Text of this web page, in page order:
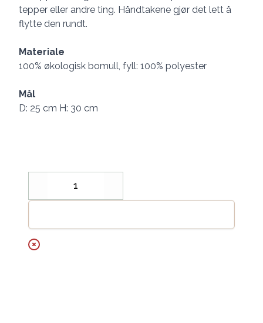
tepper eller andre ting. Håndtakene gjør det lett å
flytte den rundt.
Materiale
100% økologisk bomull, fyll: 100% polyester
Mål
D: 25 cm H: 30 cm
Decrease